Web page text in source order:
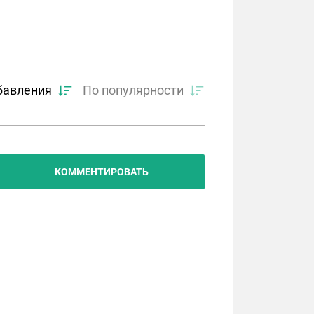
По популярности
КОММЕНТИРОВАТЬ